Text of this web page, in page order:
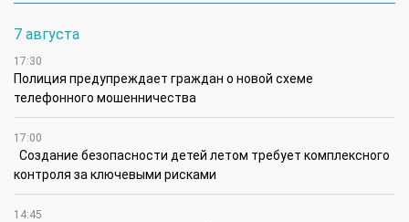
7 августа
17:30
Полиция предупреждает граждан о новой схеме
телефонного мошенничества
17:00
Создание безопасности детей летом требует комплексного
контроля за ключевыми рисками
14:45